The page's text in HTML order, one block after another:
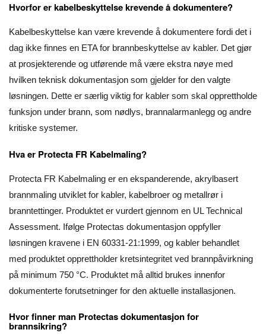
Hvorfor er kabelbeskyttelse krevende å dokumentere?
Kabelbeskyttelse kan være krevende å dokumentere fordi det i
dag ikke finnes en ETA for brannbeskyttelse av kabler. Det gjør
at prosjekterende og utførende må være ekstra nøye med
hvilken teknisk dokumentasjon som gjelder for den valgte
løsningen. Dette er særlig viktig for kabler som skal opprettholde
funksjon under brann, som nødlys, brannalarmanlegg og andre
kritiske systemer.
Hva er Protecta FR Kabelmaling?
Protecta FR Kabelmaling er en ekspanderende, akrylbasert
brannmaling utviklet for kabler, kabelbroer og metallrør i
branntettinger. Produktet er vurdert gjennom en UL Technical
Assessment. Ifølge Protectas dokumentasjon oppfyller
løsningen kravene i EN 60331-21:1999, og kabler behandlet
med produktet opprettholder kretsintegritet ved brannpåvirkning
på minimum 750 °C. Produktet må alltid brukes innenfor
dokumenterte forutsetninger for den aktuelle installasjonen.
Hvor finner man Protectas dokumentasjon for
brannsikring?